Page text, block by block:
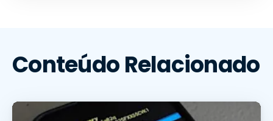
Conteúdo Relacionado